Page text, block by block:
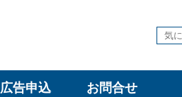
広告申込 お問合せ